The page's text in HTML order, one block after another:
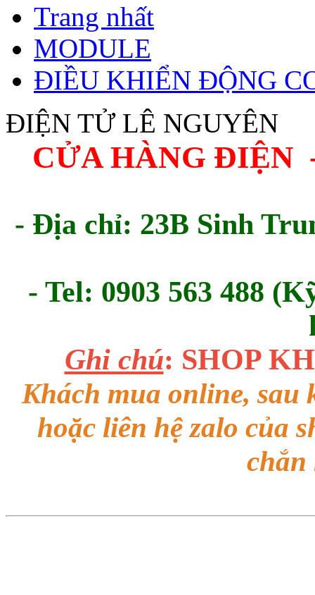
Trang nhất
MODULE
ĐIỀU KHIỂN ĐỘNG
ĐIỆN TỬ LÊ NGUYÊN
CỬA HÀNG ĐIỆN
- Địa chỉ: 23B Sinh
- Tel: 0903 563 488
Ghi chú: SHOP
Khách mua online,
hoặc liên hệ zalo của
chắn